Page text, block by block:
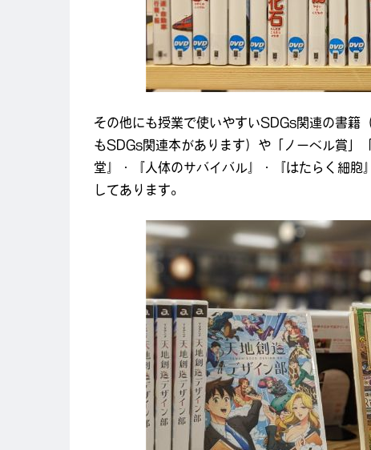
その他にも授業で使いやすいSDGs関連の書籍
もSDGs関連本があります）や「ノーベル賞」
堂』・『人体のサバイバル』・『はたらく細
してあります。